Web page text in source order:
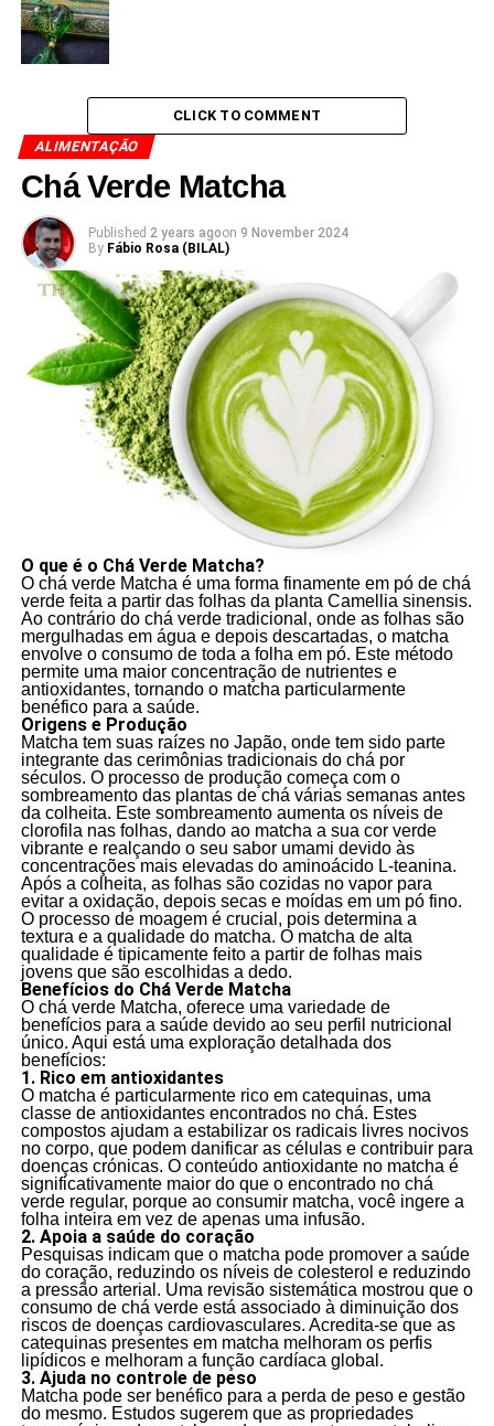
CLICK TO COMMENT
ALIMENTAÇÃO
Chá Verde Matcha
Published 2 years agoon 9 November 2024
By Fábio Rosa (BILAL)
O que é o Chá Verde Matcha?
O chá verde Matcha é uma forma finamente em pó de chá
verde feita a partir das folhas da planta Camellia sinensis.
Ao contrário do chá verde tradicional, onde as folhas são
mergulhadas em água e depois descartadas, o matcha
envolve o consumo de toda a folha em pó. Este método
permite uma maior concentração de nutrientes e
antioxidantes, tornando o matcha particularmente
benéfico para a saúde.
Origens e Produção
Matcha tem suas raízes no Japão, onde tem sido parte
integrante das cerimônias tradicionais do chá por
séculos. O processo de produção começa com o
sombreamento das plantas de chá várias semanas antes
da colheita. Este sombreamento aumenta os níveis de
clorofila nas folhas, dando ao matcha a sua cor verde
vibrante e realçando o seu sabor umami devido às
concentrações mais elevadas do aminoácido L-teanina.
Após a colheita, as folhas são cozidas no vapor para
evitar a oxidação, depois secas e moídas em um pó fino.
O processo de moagem é crucial, pois determina a
textura e a qualidade do matcha. O matcha de alta
qualidade é tipicamente feito a partir de folhas mais
jovens que são escolhidas a dedo.
Benefícios do Chá Verde Matcha
O chá verde Matcha, oferece uma variedade de
benefícios para a saúde devido ao seu perfil nutricional
único. Aqui está uma exploração detalhada dos
benefícios:
1. Rico em antioxidantes
O matcha é particularmente rico em catequinas, uma
classe de antioxidantes encontrados no chá. Estes
compostos ajudam a estabilizar os radicais livres nocivos
no corpo, que podem danificar as células e contribuir para
doenças crónicas. O conteúdo antioxidante no matcha é
significativamente maior do que o encontrado no chá
verde regular, porque ao consumir matcha, você ingere a
folha inteira em vez de apenas uma infusão.
2. Apoia a saúde do coração
Pesquisas indicam que o matcha pode promover a saúde
do coração, reduzindo os níveis de colesterol e reduzindo
a pressão arterial. Uma revisão sistemática mostrou que o
consumo de chá verde está associado à diminuição dos
riscos de doenças cardiovasculares. Acredita-se que as
catequinas presentes em matcha melhoram os perfis
lipídicos e melhoram a função cardíaca global.
3. Ajuda no controle de peso
Matcha pode ser benéfico para a perda de peso e gestão
do mesmo. Estudos sugerem que as propriedades